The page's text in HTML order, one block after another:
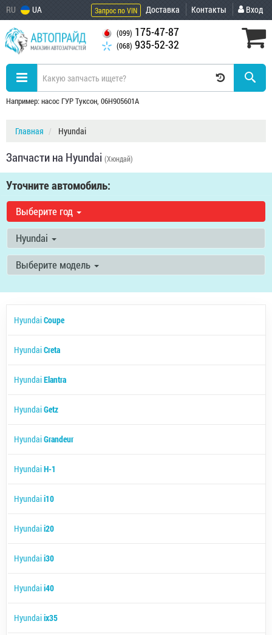
RU UA Запрос по VIN Доставка Контакты Вход
(099) 175-47-87
(068) 935-52-32
Например: насос ГУР Туксон, 06H905601A
Главная Hyundai
Запчасти на Hyundai (Хюндай)
Уточните автомобиль:
Выберите год
Hyundai
Выберите модель
HyundaiCoupe
HyundaiCreta
HyundaiElantra
HyundaiGetz
HyundaiGrandeur
HyundaiH-1
Hyundaii10
Hyundaii20
Hyundaii30
Hyundaii40
Hyundaiix35